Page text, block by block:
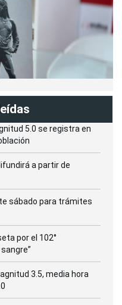
5.0 se registra en
a partir de
sábado para trámites
por el 102°
3.5, media hora